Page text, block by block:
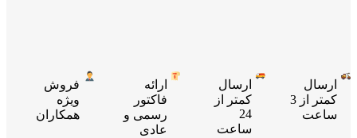
ارسال
کمتر از 3
ساعت
ارسال
کمتر از
24
ساعت
ارائه
فاکتور
رسمی و
عادی
فروش
ویژه
همکاران